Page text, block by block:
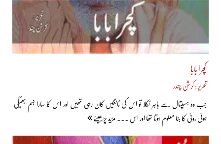
کچرا بابا
تحریر : کرشن چندر
جب وہ ہسپتال سے باہر نکلا تو اس کی ٹانگیں کان رہی تھیں اور اس کا سارا جسم بھیگی
ہوئی روئی کا بنا معلوم ہوتا تھا اور اس ... مزید پڑھیئے